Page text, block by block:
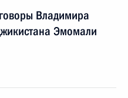
Владимира
Эмомали